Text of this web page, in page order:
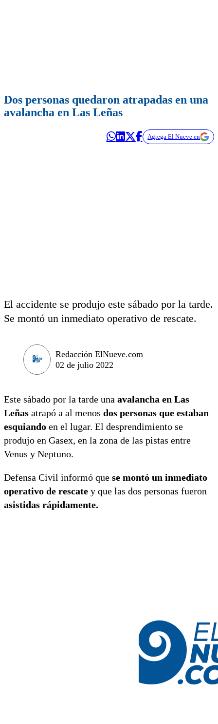
Dos personas quedaron atrapadas en una
avalancha en Las Leñas
Agrega El Nueve en
El accidente se produjo este sábado por la tarde.
Se montó un inmediato operativo de rescate.
Redacción ElNueve.com
02 de julio 2022
Este sábado por la tarde una avalancha en Las
Leñas atrapó a al menos dos personas que estaban
esquiando en el lugar. El desprendimiento se
produjo en Gasex, en la zona de las pistas entre
Venus y Neptuno.
Defensa Civil informó que se montó un inmediato
operativo de rescate y que las dos personas fueron
asistidas rápidamente.